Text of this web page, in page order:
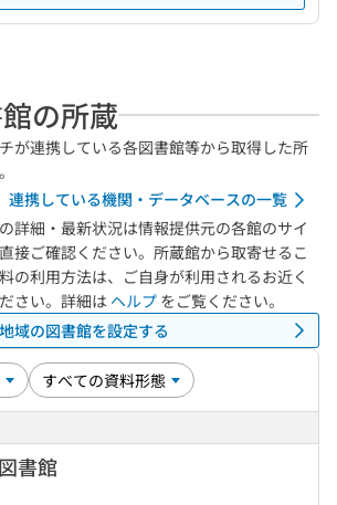
の所蔵
が連携している各図書館等から取得した所
連携している機関・データベースの一覧
詳細・最新状況は情報提供元の各館のサイ
接ご確認ください。所蔵館から取寄せるこ
の利用方法は、ご自身が利用されるお近く
さい。詳細は ヘルプ をご覧ください。
地域の図書館を設定する
書館